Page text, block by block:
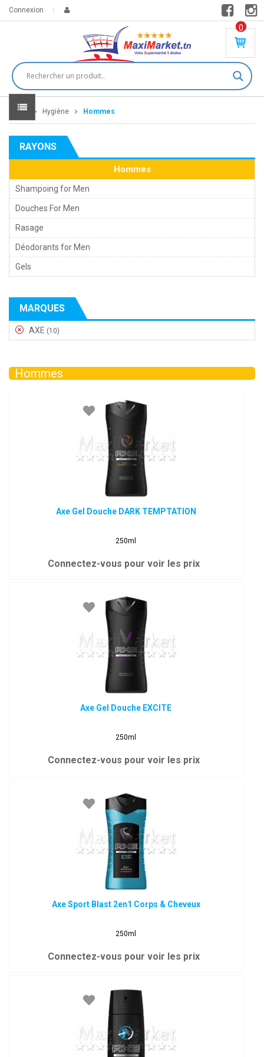
Connexion
0
PR
DU
IT(
S)
DT
Home Hygiène Hommes
RAYONS
Hommes
Shampoing for Men
Douches For Men
Rasage
Déodorants for Men
Gels
MARQUES
AXE (10)
Hommes
Axe Gel Douche DARK TEMPTATION
250ml
Connectez-vous pour voir les prix
Axe Gel Douche EXCITE
250ml
Connectez-vous pour voir les prix
Axe Sport Blast 2en1 Corps & Cheveux
250ml
Connectez-vous pour voir les prix